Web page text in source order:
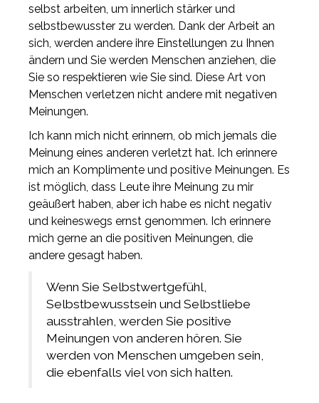
selbst arbeiten, um innerlich stärker und
selbstbewusster zu werden. Dank der Arbeit an
sich, werden andere ihre Einstellungen zu Ihnen
ändern und Sie werden Menschen anziehen, die
Sie so respektieren wie Sie sind. Diese Art von
Menschen verletzen nicht andere mit negativen
Meinungen.
Ich kann mich nicht erinnern, ob mich jemals die
Meinung eines anderen verletzt hat. Ich erinnere
mich an Komplimente und positive Meinungen. Es
ist möglich, dass Leute ihre Meinung zu mir
geäußert haben, aber ich habe es nicht negativ
und keineswegs ernst genommen. Ich erinnere
mich gerne an die positiven Meinungen, die
andere gesagt haben.
Wenn Sie Selbstwertgefühl,
Selbstbewusstsein und Selbstliebe
ausstrahlen, werden Sie positive
Meinungen von anderen hören. Sie
werden von Menschen umgeben sein,
die ebenfalls viel von sich halten.